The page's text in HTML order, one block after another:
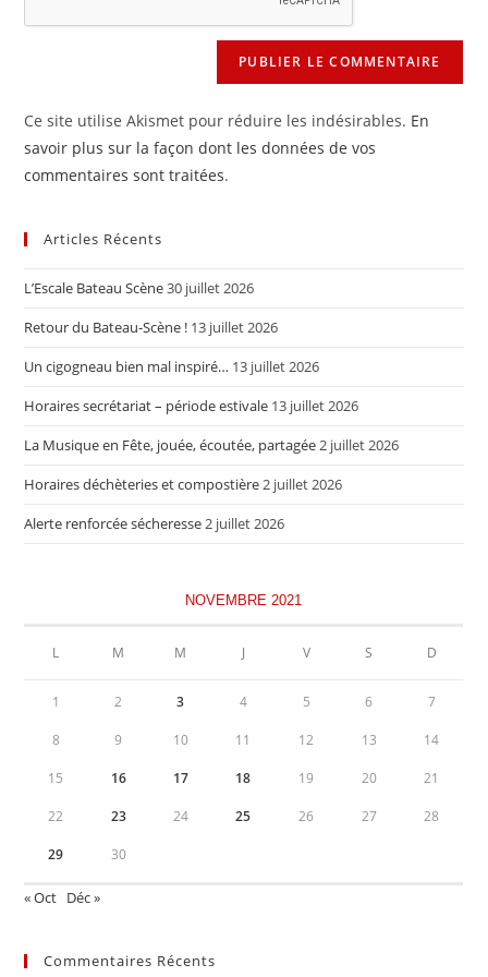
(facultatif)
Ce site utilise Akismet pour réduire les indésirables. En
savoir plus sur la façon dont les données de vos
commentaires sont traitées.
Articles Récents
L’Escale Bateau Scène30 juillet 2026
Retour du Bateau-Scène ! 13 juillet 2026
Un cigogneau bien mal inspiré… 13 juillet 2026
Horaires secrétariat – période estivale 13 juillet 2026
La Musique en Fête, jouée, écoutée, partagée2 juillet 2026
Horaires déchèteries et compostière2 juillet 2026
Alerte renforcée sécheresse2 juillet 2026
NOVEMBRE 2021
L M M J V S D
1 2 3 4 5 6 7
8 9 10 11 12 13 14
15 16 17 18 19 20 21
22 23 24 25 26 27 28
29 30
« Oct Déc »
Commentaires Récents